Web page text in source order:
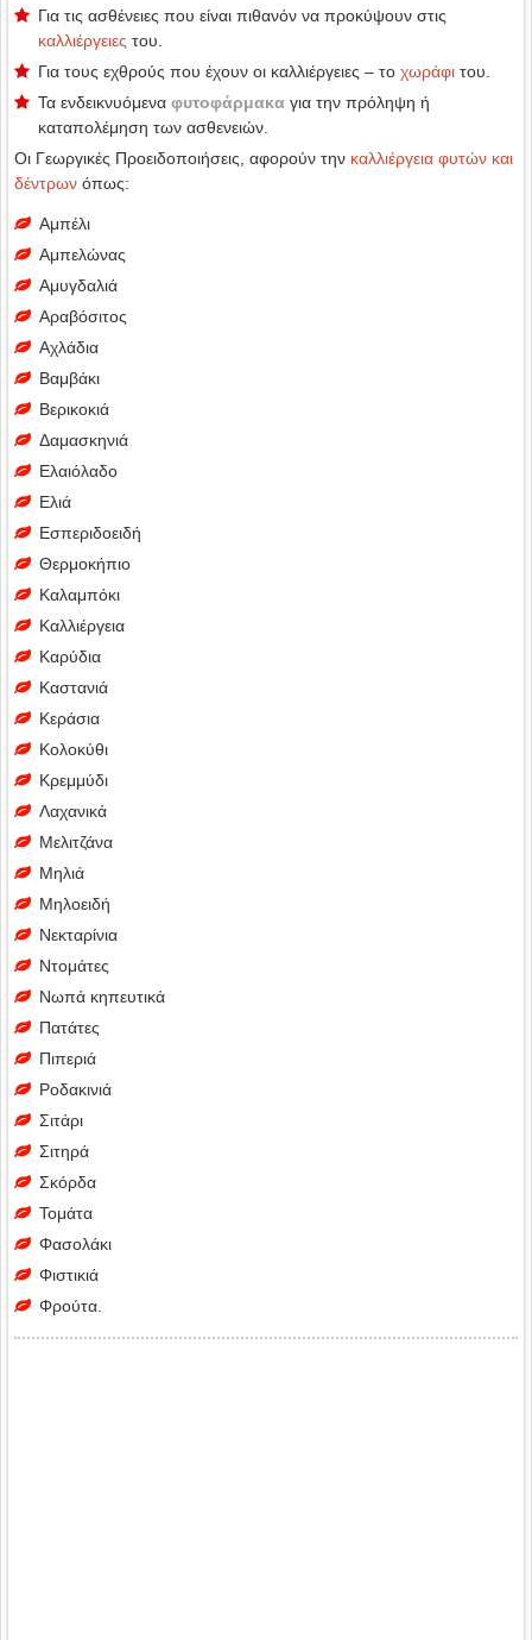
Για τις ασθένειες που είναι πιθανόν να προκύψουν στις
καλλιέργειες του.
Για τους εχθρούς που έχουν οι καλλιέργειες – το χωράφι του.
Τα ενδεικνυόμενα φυτοφάρμακα για την πρόληψη ή
καταπολέμηση των ασθενειών.
Οι Γεωργικές Προειδοποιήσεις, αφορούν την καλλιέργεια φυτών και
δέντρων όπως:
Αμπέλι
Αμπελώνας
Αμυγδαλιά
Αραβόσιτος
Αχλάδια
Βαμβάκι
Βερικοκιά
Δαμασκηνιά
Ελαιόλαδο
Ελιά
Εσπεριδοειδή
Θερμοκήπιο
Καλαμπόκι
Καλλιέργεια
Καρύδια
Καστανιά
Κεράσια
Κολοκύθι
Κρεμμύδι
Λαχανικά
Μελιτζάνα
Μηλιά
Μηλοειδή
Νεκταρίνια
Ντομάτες
Νωπά κηπευτικά
Πατάτες
Πιπεριά
Ροδακινιά
Σιτάρι
Σιτηρά
Σκόρδα
Τομάτα
Φασολάκι
Φιστικιά
Φρούτα.